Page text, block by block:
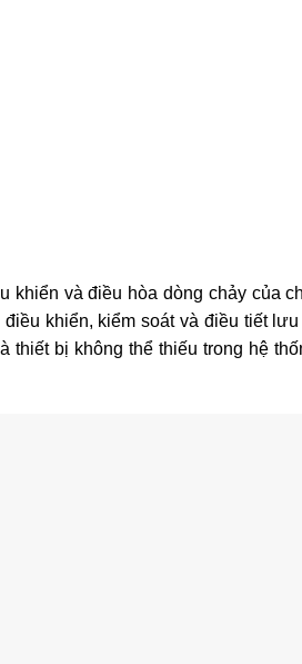
khiển và điều hòa dòng chảy của
khiển, kiểm soát và điều tiết
thiết bị không thể thiếu trong hệ